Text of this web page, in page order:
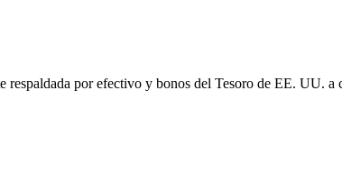
por efectivo y bonos del Tesoro de EE. UU. a